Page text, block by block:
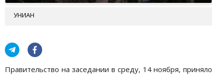
УНИАН
Правительство на заседании в среду, 14 ноября, приняло